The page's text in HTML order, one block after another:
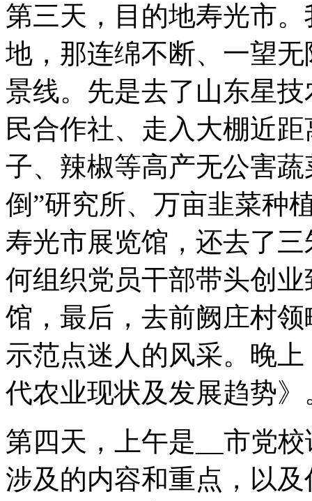
第三天，目的地寿光市
地，那连绵不断、一望
景线。先是去了山东星
民合作社、走入大棚近
子、辣椒等高产无公害
倒”研究所、万亩韭菜种
寿光市展览馆，还去了
何组织党员干部带头创
馆，最后，去前阙庄村
示范点迷人的风采。晚
代农业现状及发展趋势》
第四天，上午是__市党
涉及的内容和重点，以